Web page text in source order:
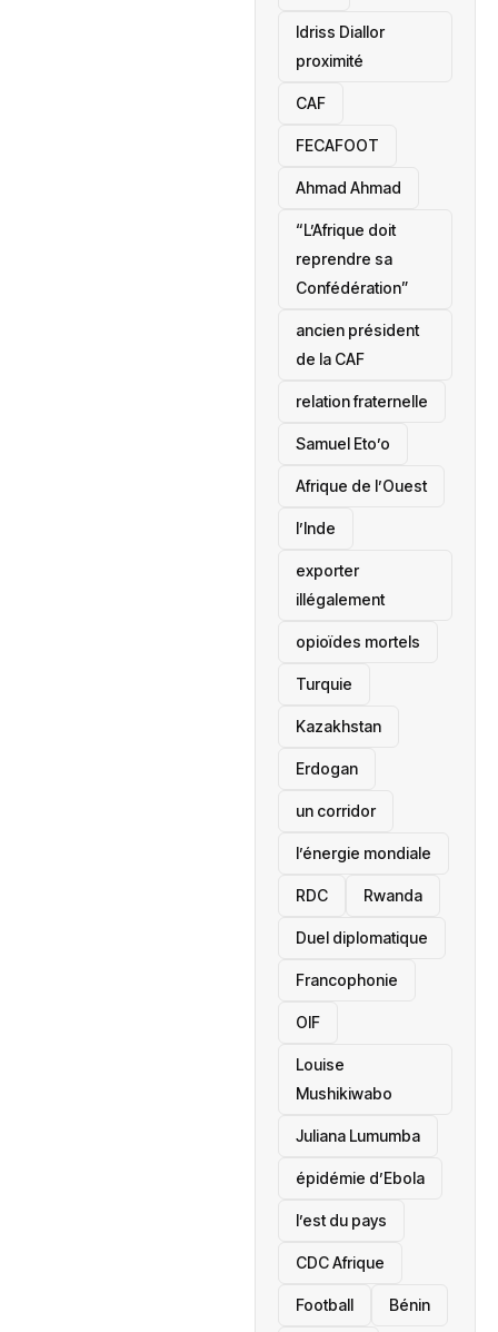
Idriss Diallor
proximité
CAF
FECAFOOT
‎Ahmad Ahmad
“L’Afrique doit
reprendre sa
Confédération”
ancien président
de la CAF
relation fraternelle
Samuel Eto’o
Afrique de l’Ouest
l’Inde
exporter
illégalement
opioïdes mortels
‎Turquie
Kazakhstan
Erdogan
un corridor
l’énergie mondiale
RDC Rwanda
Duel diplomatique
Francophonie
OIF
Louise
Mushikiwabo
Juliana Lumumba
épidémie d’Ebola
l’est du pays
CDC Afrique
Football Bénin